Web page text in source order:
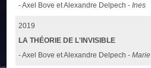
- Axel Bove et Alexandre Delpech -Ines
2019
LA THÉORIE DE L'INVISIBLE
- Axel Bove et Alexandre Delpech -Marie